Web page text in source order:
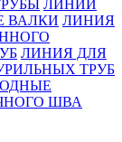
ЛИНИИ
ВАЛКИ ЛИНИЯ
ЛИНИЯ ДЛЯ
ТРУБ
ШВА